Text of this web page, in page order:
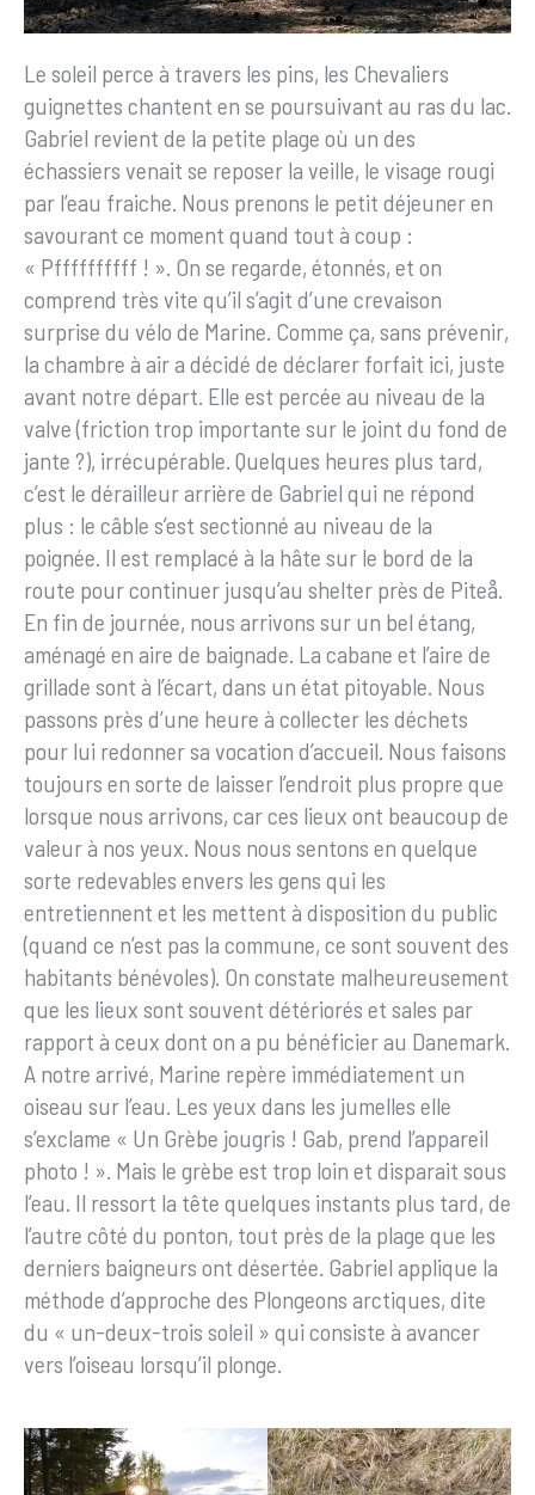
Le soleil perce à travers les pins, les Chevaliers
guignettes chantent en se poursuivant au ras du lac.
Gabriel revient de la petite plage où un des
échassiers venait se reposer la veille, le visage rougi
par l’eau fraiche. Nous prenons le petit déjeuner en
savourant ce moment quand tout à coup :
« Pffffffffff ! ». On se regarde, étonnés, et on
comprend très vite qu’il s’agit d’une crevaison
surprise du vélo de Marine. Comme ça, sans prévenir,
la chambre à air a décidé de déclarer forfait ici, juste
avant notre départ. Elle est percée au niveau de la
valve (friction trop importante sur le joint du fond de
jante ?), irrécupérable. Quelques heures plus tard,
c’est le dérailleur arrière de Gabriel qui ne répond
plus : le câble s’est sectionné au niveau de la
poignée. Il est remplacé à la hâte sur le bord de la
route pour continuer jusqu’au shelter près de Piteå.
En fin de journée, nous arrivons sur un bel étang,
aménagé en aire de baignade. La cabane et l’aire de
grillade sont à l’écart, dans un état pitoyable. Nous
passons près d’une heure à collecter les déchets
pour lui redonner sa vocation d’accueil. Nous faisons
toujours en sorte de laisser l’endroit plus propre que
lorsque nous arrivons, car ces lieux ont beaucoup de
valeur à nos yeux. Nous nous sentons en quelque
sorte redevables envers les gens qui les
entretiennent et les mettent à disposition du public
(quand ce n’est pas la commune, ce sont souvent des
habitants bénévoles). On constate malheureusement
que les lieux sont souvent détériorés et sales par
rapport à ceux dont on a pu bénéficier au Danemark.
A notre arrivé, Marine repère immédiatement un
oiseau sur l’eau. Les yeux dans les jumelles elle
s’exclame « Un Grèbe jougris ! Gab, prend l’appareil
photo ! ». Mais le grèbe est trop loin et disparait sous
l’eau. Il ressort la tête quelques instants plus tard, de
l’autre côté du ponton, tout près de la plage que les
derniers baigneurs ont désertée. Gabriel applique la
méthode d’approche des Plongeons arctiques, dite
du « un-deux-trois soleil » qui consiste à avancer
vers l’oiseau lorsqu’il plonge.